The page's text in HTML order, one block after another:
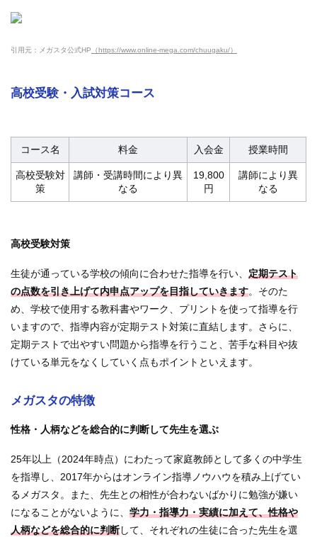
引用元：メガスタ公式HP （https://www.online-mega.com/chuugaku/）
高校受験・入試対策コース
コース名 料金 入会金 授業時間
高校受験対
策
講師・受講時間により異
なる
19,800
円
講師により異
なる
高校受験対策
生徒が通っている学校の傾向に合わせた指導を行い、 定期テスト
の点数を引き上げて内申点アップを目指していきます。そのた
め、学校で使用する教科書やワーク、プリントを使って指導を行
いますので、指導内容が定期テスト対策に直結します。さらに、
定期テストで出やすい問題から指導を行うこと、苦手な科目や抜
けている単元をなくしていく点もポイントといえます。
メガスタの特徴
性格・人柄などを総合的に判断して先生を選ぶ
25年以上（2024年時点）にわたって家庭教師として多くの中学生
を指導し、2017年からはオンライン指導ノウハウを積み上げてい
るメガスタ。また、先生との相性が合わないばかりに勉強が嫌い
になることがないように、 学力・指導力・実績に加えて、性格や
人柄などを総合的に判断して、それぞれの生徒に合った先生を選